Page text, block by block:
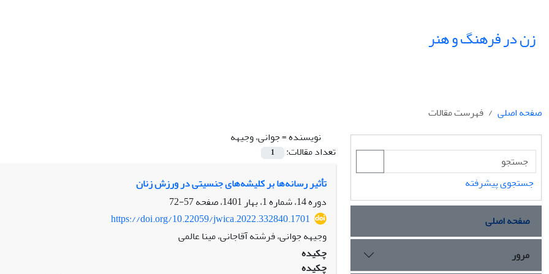
زن در فرهنگ و هنر
صفحه اصلی
فهرست مقالات
نویسنده =جوانی، وجیهه
تعداد مقالات:
1
تأثیر رسانه‌‌ها بر کلیشه‌‌های جنسیتی در ورزش زنان
دوره 14، شماره 1، بهار 1401، صفحه
57-72
https://doi.org/10.22059/jwica.2022.332840.1701
وجیهه جوانی، فرشته آقاجانی، مینا عالمی
چکیده
چکیده
جستجوی پیشرفته
صفحه اصلی
مرور